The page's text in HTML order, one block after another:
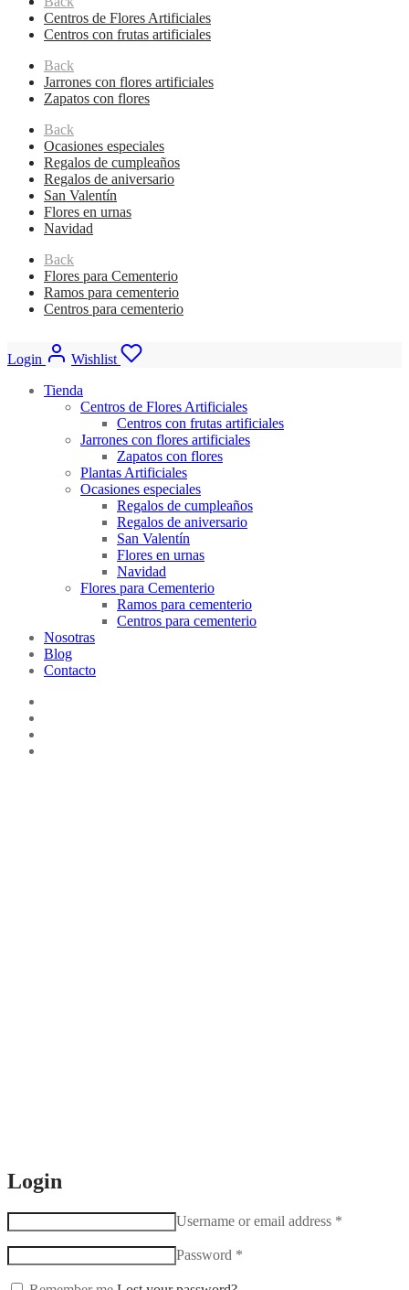
Centros de Flores Artificiales
Centros con frutas artificiales
Back
Jarrones con flores artificiales
Zapatos con flores
Back
Ocasiones especiales
Regalos de cumpleaños
Regalos de aniversario
San Valentín
Flores en urnas
Navidad
Back
Flores para Cementerio
Ramos para cementerio
Centros para cementerio
Login
Wishlist
Tienda
Centros de Flores Artificiales
Centros con frutas artificiales
Jarrones con flores artificiales
Zapatos con flores
Plantas Artificiales
Ocasiones especiales
Regalos de cumpleaños
Regalos de aniversario
San Valentín
Flores en urnas
Navidad
Flores para Cementerio
Ramos para cementerio
Centros para cementerio
Nosotras
Blog
Contacto
Login
Username or email address *
Password *